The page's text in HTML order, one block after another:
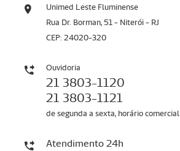
Unimed Leste Fluminense
Rua Dr. Borman, 51 - Niterói - RJ
CEP: 24020-320
Ouvidoria
21 3803-1120
21 3803-1121
de segunda a sexta, horário comercial
Atendimento 24h